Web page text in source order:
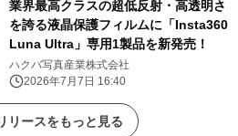
業界最高クラスの超低反射・高透明さ
を誇る液晶保護フィルムに「Insta360
Luna Ultra」専用1製品を新発売！
ハクバ写真産業株式会社
2026年7月7日 16:40
リースをもっと見る